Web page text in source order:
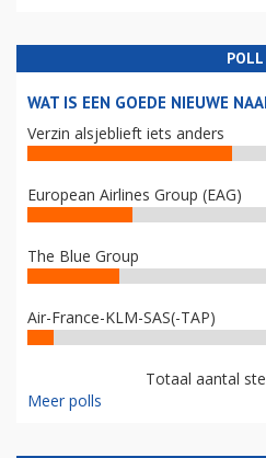
POLL
WAT IS EEN GOEDE NIEUWE
Verzin alsjeblieft iets anders
European Airlines Group (EAG)
The Blue Group
Air-France-KLM-SAS(-TAP)
Totaal aantal
Meer polls